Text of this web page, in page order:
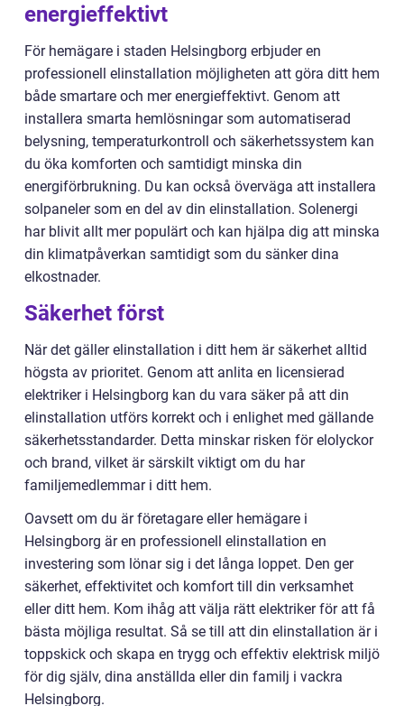
energieffektivt
För hemägare i staden Helsingborg erbjuder en
professionell elinstallation möjligheten att göra ditt hem
både smartare och mer energieffektivt. Genom att
installera smarta hemlösningar som automatiserad
belysning, temperaturkontroll och säkerhetssystem kan
du öka komforten och samtidigt minska din
energiförbrukning. Du kan också överväga att installera
solpaneler som en del av din elinstallation. Solenergi
har blivit allt mer populärt och kan hjälpa dig att minska
din klimatpåverkan samtidigt som du sänker dina
elkostnader.
Säkerhet först
När det gäller elinstallation i ditt hem är säkerhet alltid
högsta av prioritet. Genom att anlita en licensierad
elektriker i Helsingborg kan du vara säker på att din
elinstallation utförs korrekt och i enlighet med gällande
säkerhetsstandarder. Detta minskar risken för elolyckor
och brand, vilket är särskilt viktigt om du har
familjemedlemmar i ditt hem.
Oavsett om du är företagare eller hemägare i
Helsingborg är en professionell elinstallation en
investering som lönar sig i det långa loppet. Den ger
säkerhet, effektivitet och komfort till din verksamhet
eller ditt hem. Kom ihåg att välja rätt elektriker för att få
bästa möjliga resultat. Så se till att din elinstallation är i
toppskick och skapa en trygg och effektiv elektrisk miljö
för dig själv, dina anställda eller din familj i vackra
Helsingborg.